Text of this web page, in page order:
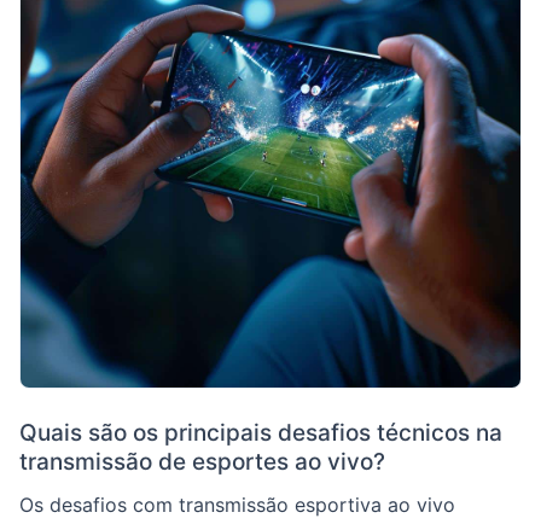
Quais são os principais desafios técnicos na
transmissão de esportes ao vivo?
Os desafios com transmissão esportiva ao vivo